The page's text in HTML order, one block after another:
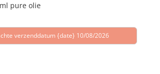
pure olie
verzenddatum {date} 10/08/2026